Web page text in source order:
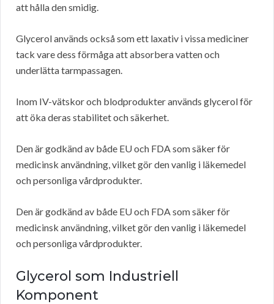
att hålla den smidig.
Glycerol används också som ett laxativ i vissa mediciner
tack vare dess förmåga att absorbera vatten och
underlätta tarmpassagen.
Inom IV-vätskor och blodprodukter används glycerol för
att öka deras stabilitet och säkerhet.
Den är godkänd av både EU och FDA som säker för
medicinsk användning, vilket gör den vanlig i läkemedel
och personliga vårdprodukter.
Den är godkänd av både EU och FDA som säker för
medicinsk användning, vilket gör den vanlig i läkemedel
och personliga vårdprodukter.
Glycerol som Industriell
Komponent